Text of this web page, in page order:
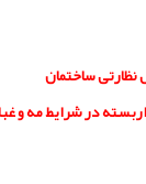
نظارتی ساختمان
در شرایط مه و